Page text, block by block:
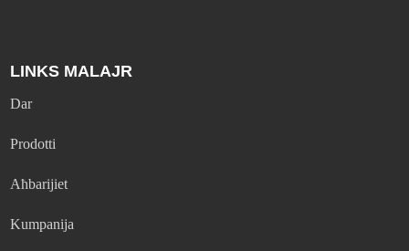
LINKS MALAJR
Dar
Prodotti
Aħbarijiet
Kumpanija